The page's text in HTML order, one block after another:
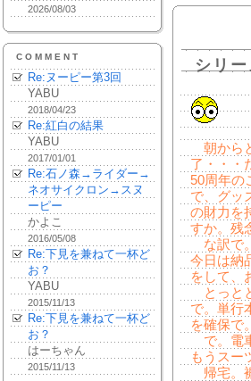
2026/08/03
COMMENT
Re:ヌーピー第3回
YABU
2018/04/23
Re:紅白の結果
YABU
2017/01/01
Re:石ノ森→ライダー→
ネオサイクロン→スヌ
ーピー
かよこ
2016/05/08
Re:下見を兼ねて一杯ど
お？
YABU
2015/11/13
Re:下見を兼ねて一杯ど
お？
はーちゃん
2015/11/13
シリ
朝から
了・・・
50周年の
で、グッ
の財力を
すか。残
な訳で
今日は納
をして、
とっと
で。単行
を確保で
で。電
もうスー
帰宅。